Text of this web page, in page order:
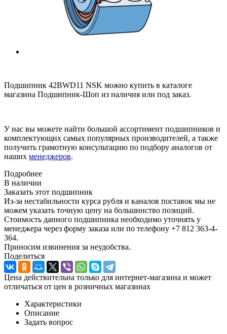
Подшипник 42BWD11 NSK можно купить в каталоге
магазина Подшипник-Шоп из наличия или под заказ.
У нас вы можете найти большой ассортимент подшипников и
комплектующих самых популярных производителей, а также
получить грамотную консультацию по подбору аналогов от
наших менеджеров.
Подробнее
В наличии
Заказать этот подшипник
Из-за нестабильности курса рубля и каналов поставок мы не
можем указать точную цену на большинство позиций.
Стоимость данного подшипника необходимо уточнять у
менеджера через форму заказа или по телефону +7 812 363-4-
364.
Приносим извинения за неудобства.
Поделиться
Цена действительна только для интернет-магазина и может
отличаться от цен в розничных магазинах
Характеристики
Описание
Задать вопрос